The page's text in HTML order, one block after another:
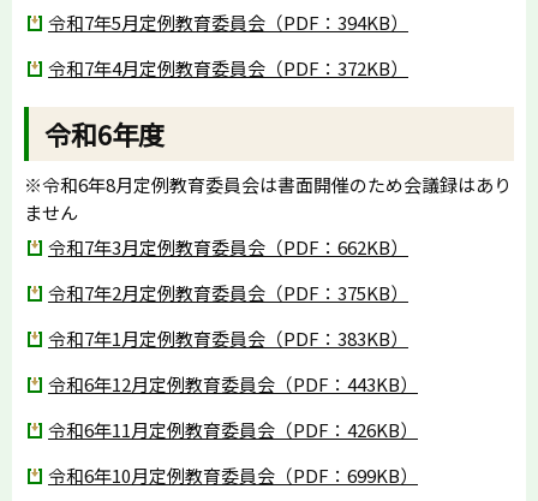
令和7年5月定例教育委員会（PDF：394KB）
令和7年4月定例教育委員会（PDF：372KB）
令和6年度
※令和6年8月定例教育委員会は書面開催のため会議録はあり
ません
令和7年3月定例教育委員会（PDF：662KB）
令和7年2月定例教育委員会（PDF：375KB）
令和7年1月定例教育委員会（PDF：383KB）
令和6年12月定例教育委員会（PDF：443KB）
令和6年11月定例教育委員会（PDF：426KB）
令和6年10月定例教育委員会（PDF：699KB）